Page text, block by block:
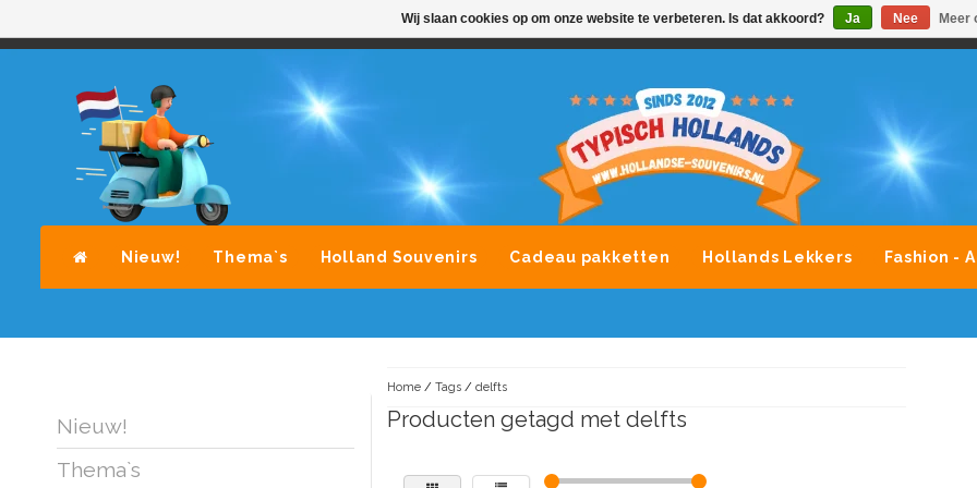
AVONDLEVERING MOGELIJK ALLE MERKEN SOUVENIRS
Nieuw! Thema`s Holland Souvenirs Cadeau pakketten Hollands Lekkers Fashion -
Nieuw!
Thema`s
Home/ Tags/ delfts
Producten getagd met delfts
Wij slaan cookies op om onze website te verbeteren. Is dat akkoord? Ja Nee Meer